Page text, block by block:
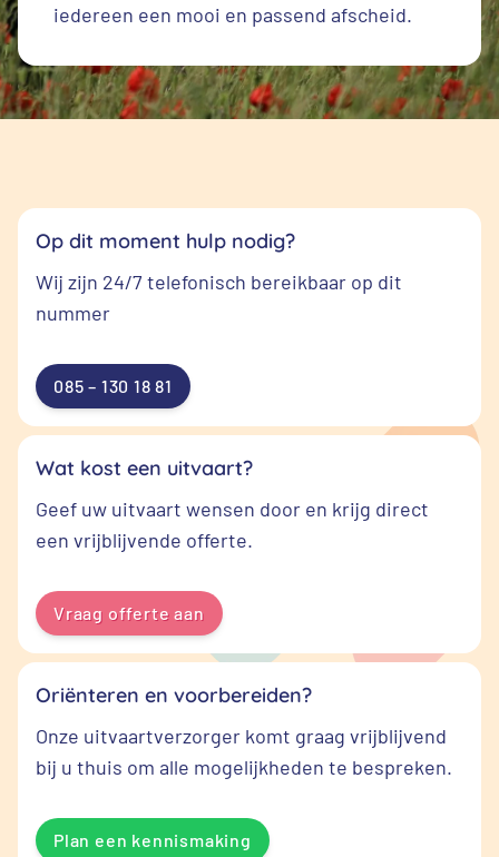
iedereen een mooi en passend afscheid.
Op dit moment hulp nodig?
Wij zijn 24/7 telefonisch bereikbaar op dit
nummer
085 – 130 18 81
Wat kost een uitvaart?
Geef uw uitvaart wensen door en krijg direct
een vrijblijvende offerte.
Vraag offerte aan
Oriënteren en voorbereiden?
Onze uitvaartverzorger komt graag vrijblijvend
bij u thuis om alle mogelijkheden te bespreken.
Plan een kennismaking